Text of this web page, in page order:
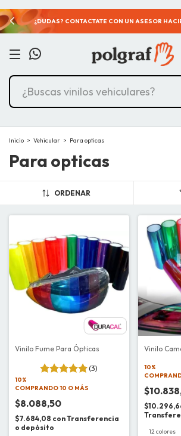
¿DUDAS? CONTACTATE CON UN ASESOR
Inicio > Vehicular > Para opticas
Para opticas
ORDENAR
Vinilo Fume Para Ópticas
(3)
10%
COMPRANDO 10 O MÁS
$8.088,50
$7.684,08 conTransferencia
o depósito
Vinilo
10%
12 colores